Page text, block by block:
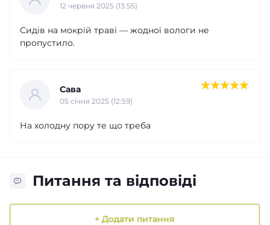
12 червня 2025 (13:55)
Сидів на мокрій траві — жодної вологи не
пропустило.
Сава
05 cічня 2025 (12:59)
На холодну пору те що треба
Питання та відповіді
+ Додати питання